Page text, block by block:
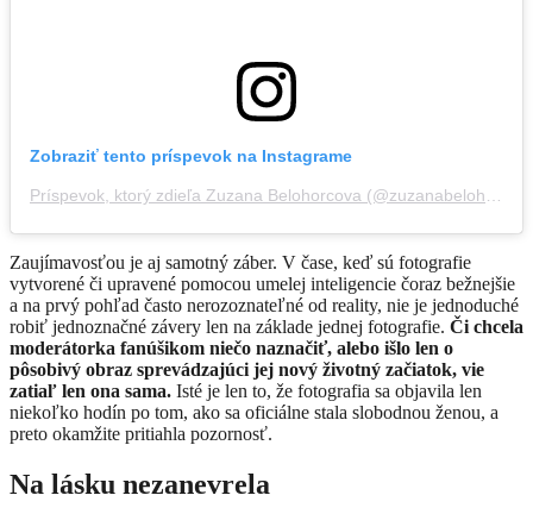
Zobraziť tento príspevok na Instagrame
Zaujímavosťou je aj samotný záber. V čase, keď sú fotografie
vytvorené či upravené pomocou umelej inteligencie čoraz bežnejšie
a na prvý pohľad často nerozoznateľné od reality, nie je jednoduché
robiť jednoznačné závery len na základe jednej fotografie. Či chcela
moderátorka fanúšikom niečo naznačiť, alebo išlo len o
pôsobivý obraz sprevádzajúci jej nový životný začiatok, vie
zatiaľ len ona sama. Isté je len to, že fotografia sa objavila len
niekoľko hodín po tom, ako sa oficiálne stala slobodnou ženou, a
preto okamžite pritiahla pozornosť.
Na lásku nezanevrela